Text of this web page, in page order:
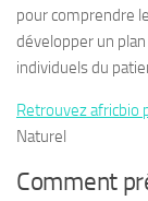
pour comprendre
développer un
individuels du
Retrouvez africbio
Naturel
Comment